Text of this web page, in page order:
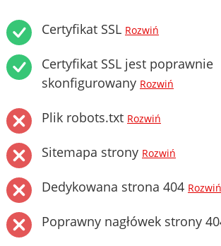
Certyfikat SSL Rozwiń
Certyfikat SSL jest poprawnie
skonfigurowany Rozwiń
Plik robots.txt Rozwiń
Sitemapa strony Rozwiń
Dedykowana strona 404 Rozwiń
Poprawny nagłówek strony